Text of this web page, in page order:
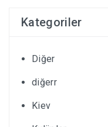
Kategoriler
Diğer
diğerr
Kiev